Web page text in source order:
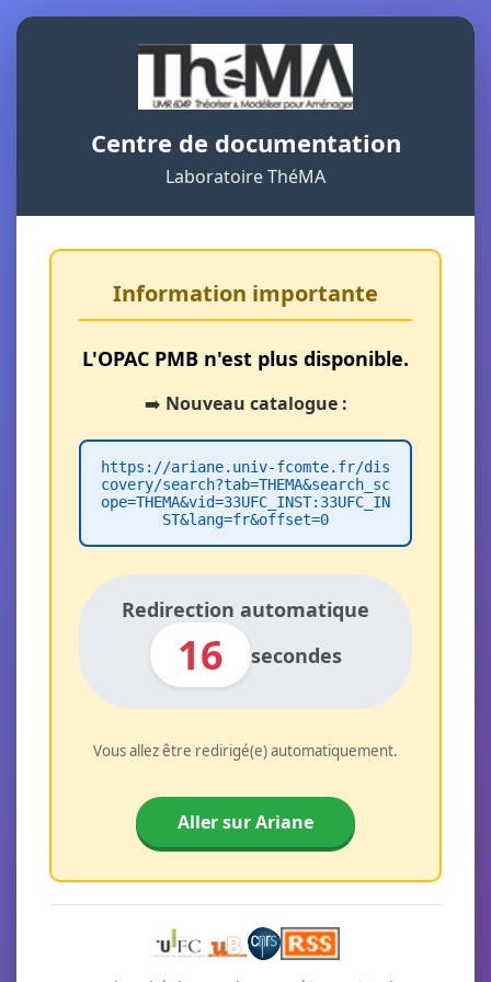
Centre de documentation
Laboratoire ThéMA
Information importante
L'OPAC PMB n'est plus disponible.
➡️ Nouveau catalogue :
https://ariane.univ-fcomte.fr/dis
covery/search?tab=THEMA&search_sc
ope=THEMA&vid=33UFC_INST:33UFC_IN
ST&lang=fr&offset=0
Redirection automatique
16 secondes
Vous allez être redirigé(e) automatiquement.
Aller sur Ariane